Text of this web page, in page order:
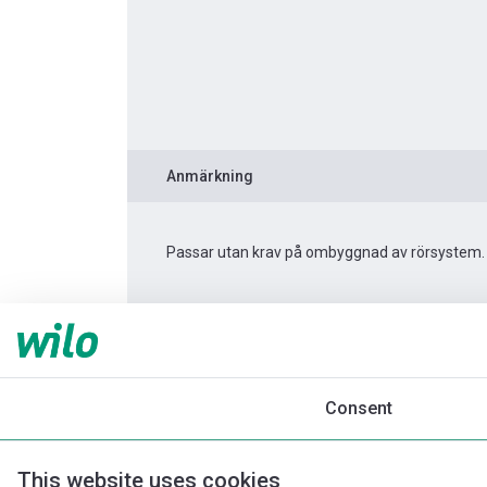
Consent
This website uses cookies
Anmärkning
Passar utan krav på ombyggnad av rörsystem.